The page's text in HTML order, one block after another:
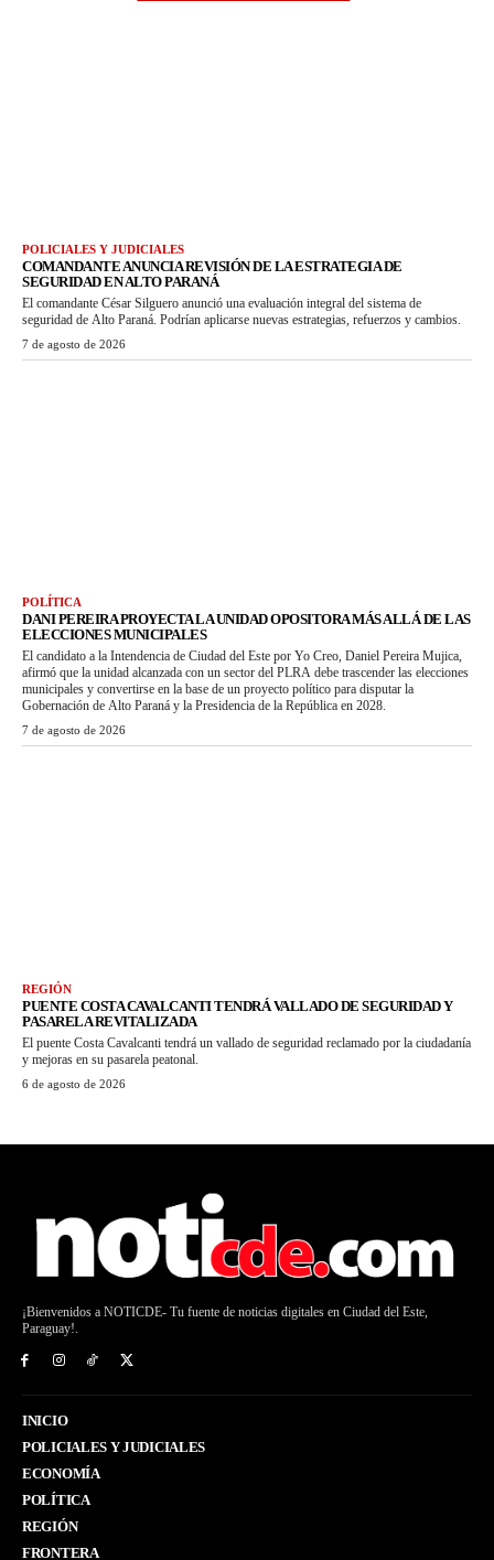
POLICIALES Y JUDICIALES
COMANDANTE ANUNCIA REVISIÓN DE LA ESTRATEGIA DE
SEGURIDAD EN ALTO PARANÁ
El comandante César Silguero anunció una evaluación integral del sistema de
seguridad de Alto Paraná. Podrían aplicarse nuevas estrategias, refuerzos y cambios.
7 de agosto de 2026
POLÍTICA
DANI PEREIRA PROYECTA LA UNIDAD OPOSITORA MÁS ALLÁ DE LAS
ELECCIONES MUNICIPALES
El candidato a la Intendencia de Ciudad del Este por Yo Creo, Daniel Pereira Mujica,
afirmó que la unidad alcanzada con un sector del PLRA debe trascender las elecciones
municipales y convertirse en la base de un proyecto político para disputar la
Gobernación de Alto Paraná y la Presidencia de la República en 2028.
7 de agosto de 2026
REGIÓN
PUENTE COSTA CAVALCANTI TENDRÁ VALLADO DE SEGURIDAD Y
PASARELA REVITALIZADA
El puente Costa Cavalcanti tendrá un vallado de seguridad reclamado por la ciudadanía
y mejoras en su pasarela peatonal.
6 de agosto de 2026
¡Bienvenidos a NOTICDE- Tu fuente de noticias digitales en Ciudad del Este,
Paraguay!.
INICIO
POLICIALES Y JUDICIALES
ECONOMÍA
POLÍTICA
REGIÓN
FRONTERA